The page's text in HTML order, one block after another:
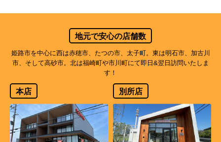
地元で安心の店舗数
姫路市を中心に西は赤穂市、たつの市、太子町。東は明石市、加古川
市、そして高砂市。北は福崎町や市川町にて即日&翌日訪問いたしま
す！
本店 別所店